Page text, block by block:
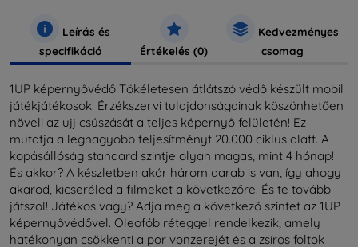
Leírás és
specifikáció
Értékelés (0)
Kedvezményes
csomag
1UP képernyővédő Tökéletesen átlátszó védő készült mobil
játékjátékosok! Érzékszervi tulajdonságainak köszönhetően
növeli az ujj csúszását a teljes képernyő felületén! Ez
mutatja a legnagyobb teljesítményt 20.000 ciklus alatt. A
kopásállóság standard szintje olyan magas, mint 4 hónap!
És akkor? A készletben akár három darab is van, így ahogy
akarod, kicseréled a filmeket a következőre. És te tovább
játszol! Játékos vagy? Adja meg a következő szintet az 1UP
képernyővédővel. Oleofób réteggel rendelkezik, amely
hatékonyan csökkenti a por vonzerejét és a zsíros foltok